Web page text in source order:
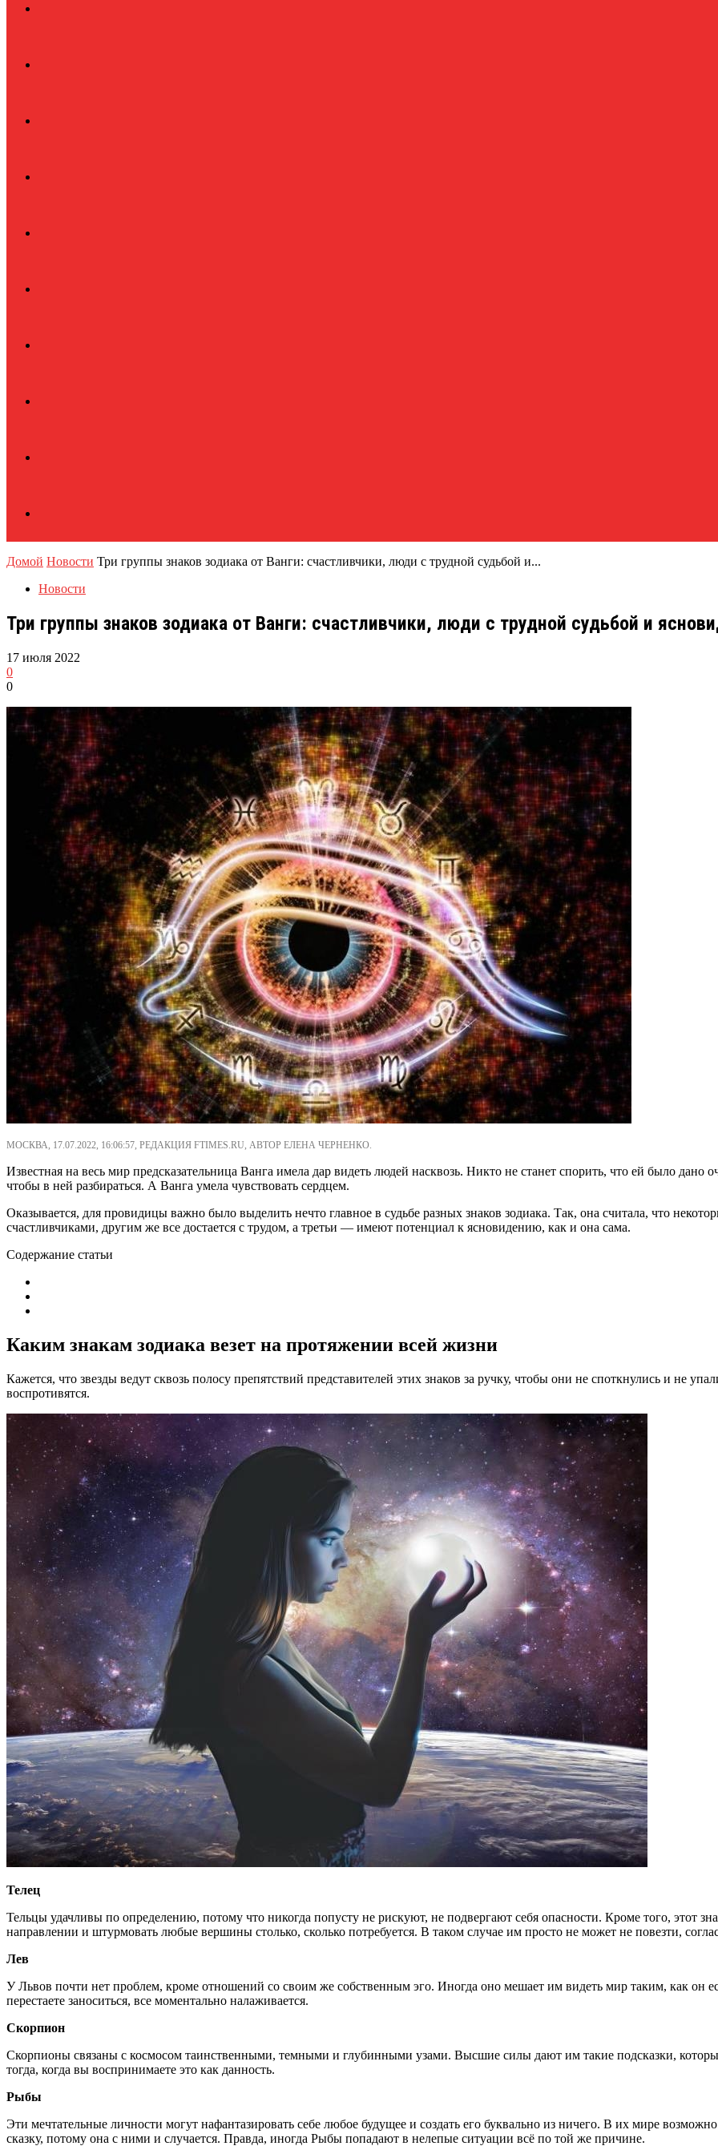
Домой Новости Три группы знаков зодиака от Ванги: счастливчики, люди с трудной судьбой и...
Новости
Три группы знаков зодиака от Ванги: счастливчики, люди с трудной судьбой и
17 июля 2022
0
0
МОСКВА, 17.07.2022, 16:06:57, РЕДАКЦИЯ FTIMES.RU, АВТОР ЕЛЕНА ЧЕРНЕНКО.
Известная на весь мир предсказательница Ванга имела дар видеть людей насквозь. Никто не станет спорить, что ей было дано
чтобы в ней разбираться. А Ванга умела чувствовать сердцем.
Оказывается, для провидицы важно было выделить нечто главное в судьбе разных знаков зодиака. Так, она считала, что
счастливчиками, другим же все достается с трудом, а третьи — имеют потенциал к ясновидению, как и она сама.
Содержание статьи
Каким знакам зодиака везет на протяжении всей жизни
Кажется, что звезды ведут сквозь полосу препятствий представителей этих знаков за ручку, чтобы они не споткнулись и не
воспротивятся.
Телец
Тельцы удачливы по определению, потому что никогда попусту не рискуют, не подвергают себя опасности. Кроме того, этот
направлении и штурмовать любые вершины столько, сколько потребуется. В таком случае им просто не может не повезти,
Лев
У Львов почти нет проблем, кроме отношений со своим же собственным эго. Иногда оно мешает им видеть мир таким, как он
перестаете заноситься, все моментально налаживается.
Скорпион
Скорпионы связаны с космосом таинственными, темными и глубинными узами. Высшие силы дают им такие подсказки,
тогда, когда вы воспринимаете это как данность.
Рыбы
Эти мечтательные личности могут нафантазировать себе любое будущее и создать его буквально из ничего. В их мире
сказку, потому она с ними и случается. Правда, иногда Рыбы попадают в нелепые ситуации всё по той же причине.